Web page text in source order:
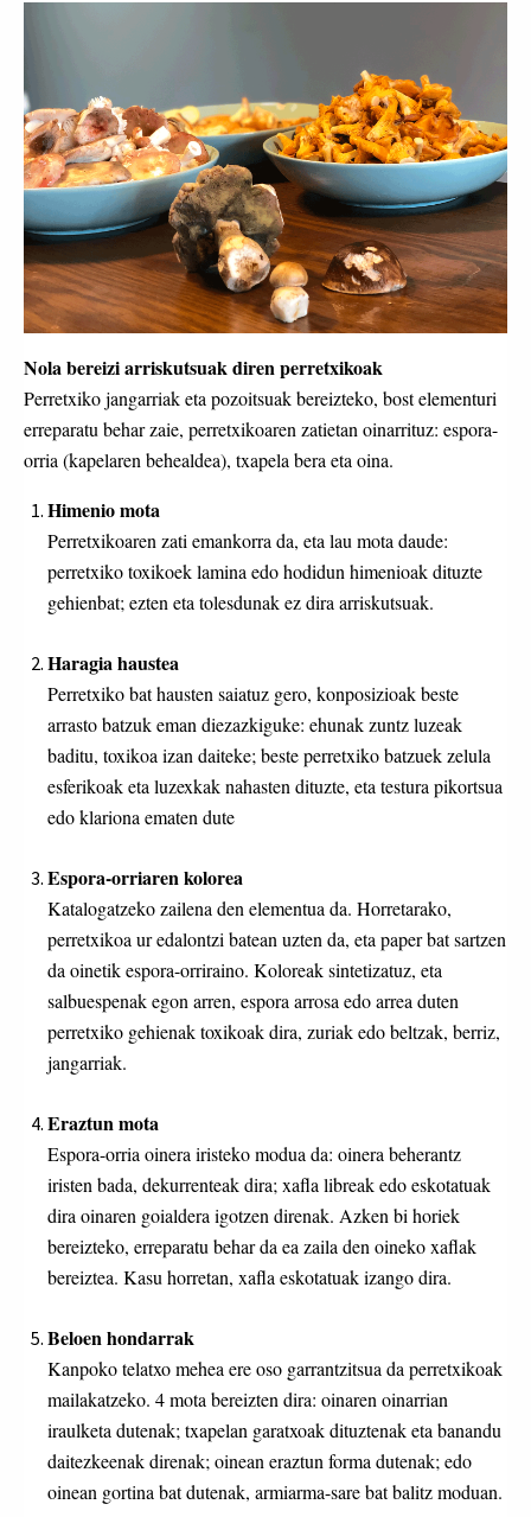
Nola bereizi arriskutsuak diren perretxikoak
Perretxiko jangarriak eta pozoitsuak bereizteko, bost elementuri
erreparatu behar zaie, perretxikoaren zatietan oinarrituz: espora-
orria (kapelaren behealdea), txapela bera eta oina.
Himenio mota
Perretxikoaren zati emankorra da, eta lau mota daude:
perretxiko toxikoek lamina edo hodidun himenioak dituzte
gehienbat; ezten eta tolesdunak ez dira arriskutsuak.
Haragia haustea
Perretxiko bat hausten saiatuz gero, konposizioak beste
arrasto batzuk eman diezazkiguke: ehunak zuntz luzeak
baditu, toxikoa izan daiteke; beste perretxiko batzuek zelula
esferikoak eta luzexkak nahasten dituzte, eta testura pikortsua
edo klariona ematen dute
Espora-orriaren kolorea
Katalogatzeko zailena den elementua da. Horretarako,
perretxikoa ur edalontzi batean uzten da, eta paper bat sartzen
da oinetik espora-orriraino. Koloreak sintetizatuz, eta
salbuespenak egon arren, espora arrosa edo arrea duten
perretxiko gehienak toxikoak dira, zuriak edo beltzak, berriz,
jangarriak.
Eraztun mota
Espora-orria oinera iristeko modua da: oinera beherantz
iristen bada, dekurrenteak dira; xafla libreak edo eskotatuak
dira oinaren goialdera igotzen direnak. Azken bi horiek
bereizteko, erreparatu behar da ea zaila den oineko xaflak
bereiztea. Kasu horretan, xafla eskotatuak izango dira.
Beloen hondarrak
Kanpoko telatxo mehea ere oso garrantzitsua da perretxikoak
mailakatzeko. 4 mota bereizten dira: oinaren oinarrian
iraulketa dutenak; txapelan garatxoak dituztenak eta banandu
daitezkeenak direnak; oinean eraztun forma dutenak; edo
oinean gortina bat dutenak, armiarma-sare bat balitz moduan.